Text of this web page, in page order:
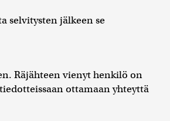
selvitysten jälkeen se
Räjähteen vienyt henkilö on
ottamaan yhteyttä